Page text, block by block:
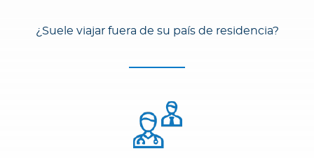
¿Suele viajar fuera de su país de residencia?